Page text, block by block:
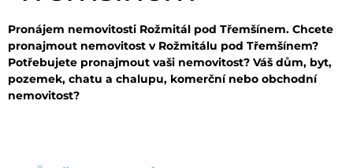
Pronájem nemovitosti Rožmitál pod Třemšínem. Chcete
pronajmout nemovitost v Rožmitálu pod Třemšínem?
Potřebujete pronajmout vaši nemovitost? Váš dům, byt,
pozemek, chatu a chalupu, komerční nebo obchodní
nemovitost?